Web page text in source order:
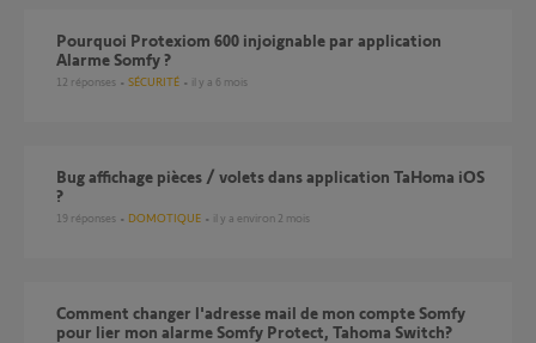
Pourquoi Protexiom 600 injoignable par application
Alarme Somfy ?
12 réponses SÉCURITÉ il y a 6 mois
Bug affichage pièces / volets dans application TaHoma iOS
?
19 réponses DOMOTIQUE il y a environ 2 mois
Comment changer l'adresse mail de mon compte Somfy
pour lier mon alarme Somfy Protect, Tahoma Switch?